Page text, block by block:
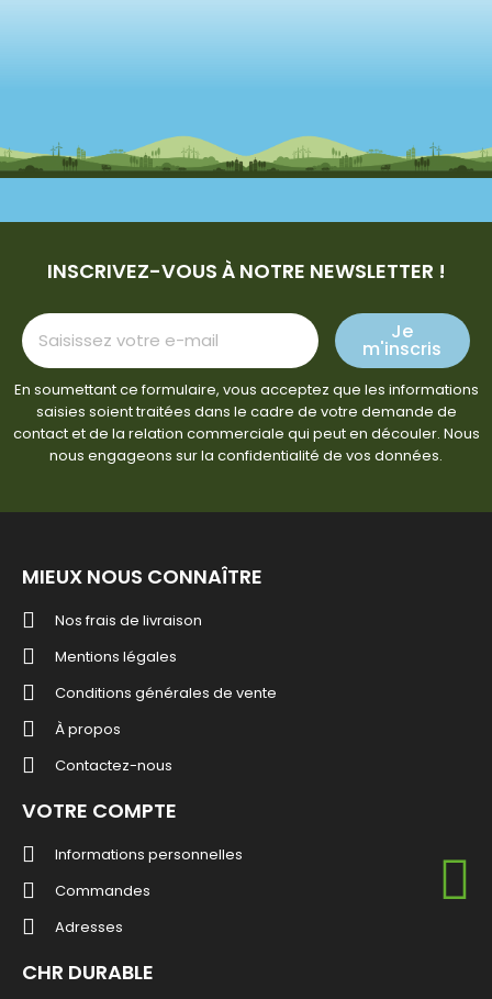
INSCRIVEZ-VOUS À NOTRE NEWSLETTER !
Je
m'inscris
En soumettant ce formulaire, vous acceptez que les informations
saisies soient traitées dans le cadre de votre demande de
contact et de la relation commerciale qui peut en découler. Nous
nous engageons sur la confidentialité de vos données.
MIEUX NOUS CONNAÎTRE
Nos frais de livraison
Mentions légales
Conditions générales de vente
À propos
Contactez-nous
VOTRE COMPTE
Informations personnelles
Commandes
Adresses
CHR DURABLE